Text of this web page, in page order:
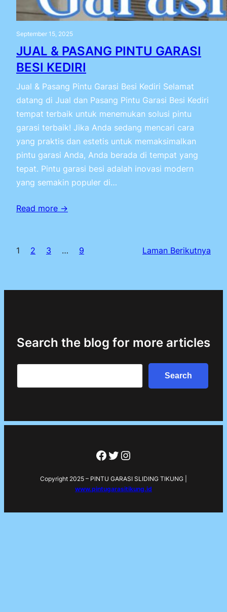
September 15, 2025
JUAL & PASANG PINTU GARASI
BESI KEDIRI
Jual & Pasang Pintu Garasi Besi Kediri Selamat
datang di Jual dan Pasang Pintu Garasi Besi Kediri
tempat terbaik untuk menemukan solusi pintu
garasi terbaik! Jika Anda sedang mencari cara
yang praktis dan estetis untuk memaksimalkan
pintu garasi Anda, Anda berada di tempat yang
tepat. Pintu garasi besi adalah inovasi modern
yang semakin populer di…
Read more →
1 2 3 … 9 Laman Berikutnya
Search the blog for more articles
Search
Facebook
Twitter
Instagram
Copyright 2025 – PINTU GARASI SLIDING TIKUNG |
www.pintugarasitikung.id